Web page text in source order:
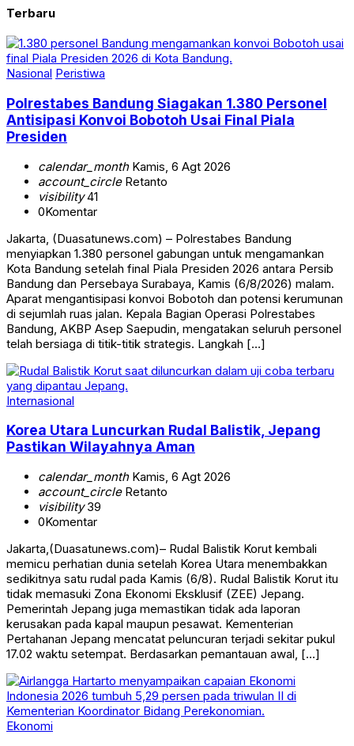
Terbaru
Nasional Peristiwa
Polrestabes Bandung Siagakan 1.380 Personel
Antisipasi Konvoi Bobotoh Usai Final Piala
Presiden
calendar_monthKamis, 6 Agt 2026
account_circleRetanto
visibility41
0Komentar
Jakarta, (Duasatunews.com) – Polrestabes Bandung
menyiapkan 1.380 personel gabungan untuk mengamankan
Kota Bandung setelah final Piala Presiden 2026 antara Persib
Bandung dan Persebaya Surabaya, Kamis (6/8/2026) malam.
Aparat mengantisipasi konvoi Bobotoh dan potensi kerumunan
di sejumlah ruas jalan. Kepala Bagian Operasi Polrestabes
Bandung, AKBP Asep Saepudin, mengatakan seluruh personel
telah bersiaga di titik-titik strategis. Langkah […]
Internasional
Korea Utara Luncurkan Rudal Balistik, Jepang
Pastikan Wilayahnya Aman
calendar_monthKamis, 6 Agt 2026
account_circleRetanto
visibility39
0Komentar
Jakarta,(Duasatunews.com)– Rudal Balistik Korut kembali
memicu perhatian dunia setelah Korea Utara menembakkan
sedikitnya satu rudal pada Kamis (6/8). Rudal Balistik Korut itu
tidak memasuki Zona Ekonomi Eksklusif (ZEE) Jepang.
Pemerintah Jepang juga memastikan tidak ada laporan
kerusakan pada kapal maupun pesawat. Kementerian
Pertahanan Jepang mencatat peluncuran terjadi sekitar pukul
17.02 waktu setempat. Berdasarkan pemantauan awal, […]
Ekonomi